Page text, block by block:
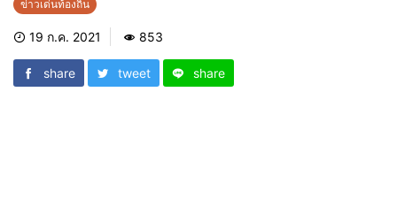
ข่าวเด่นท้องถิ่น
19 ก.ค. 2021 853
share tweet share